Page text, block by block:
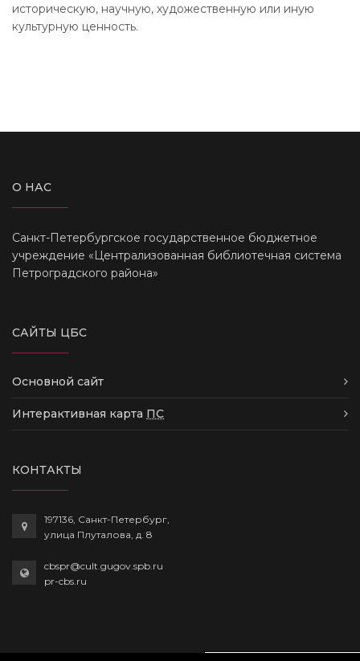
историческую, научную, художественную или иную
культурную ценность.
О НАС
Санкт-Петербургское государственное бюджетное
учреждение «Централизованная библиотечная система
Петроградского района»
САЙТЫ ЦБС
Основной сайт
Интерактивная карта ПС
КОНТАКТЫ
197136, Санкт-Петербург,
улица Плуталова, д. 8
cbspr@cult.gugov.spb.ru
pr-cbs.ru